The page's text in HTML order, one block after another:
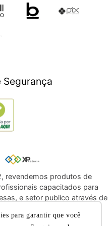
para garantir que você
revendemos produtos de
capacitados para
e setor publico através de
de qualidade e com